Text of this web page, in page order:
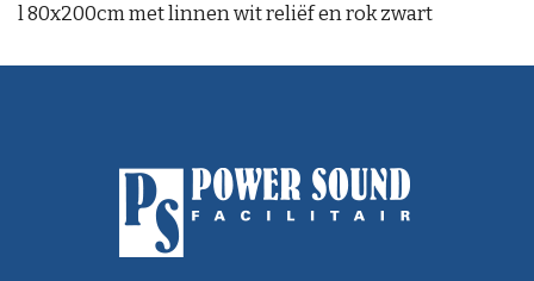
l 80x200cm met linnen wit reliëf en rok zwart